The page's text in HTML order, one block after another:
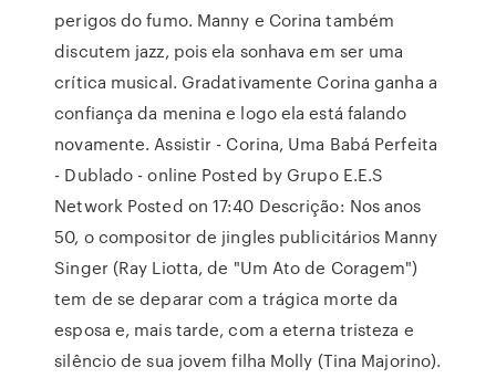
perigos do fumo. Manny e Corina também
discutem jazz, pois ela sonhava em ser uma
crítica musical. Gradativamente Corina ganha a
confiança da menina e logo ela está falando
novamente. Assistir - Corina, Uma Babá Perfeita
- Dublado - online Posted by Grupo E.E.S
Network Posted on 17:40 Descrição: Nos anos
50, o compositor de jingles publicitários Manny
Singer (Ray Liotta, de "Um Ato de Coragem")
tem de se deparar com a trágica morte da
esposa e, mais tarde, com a eterna tristeza e
silêncio de sua jovem filha Molly (Tina Majorino).